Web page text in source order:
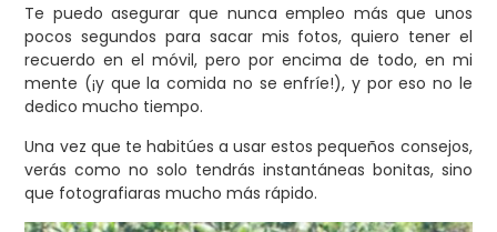
Te puedo asegurar que nunca empleo más que unos
pocos segundos para sacar mis fotos, quiero tener el
recuerdo en el móvil, pero por encima de todo, en mi
mente (¡y que la comida no se enfríe!), y por eso no le
dedico mucho tiempo.
Una vez que te habitúes a usar estos pequeños consejos,
verás como no solo tendrás instantáneas bonitas, sino
que fotografiaras mucho más rápido.